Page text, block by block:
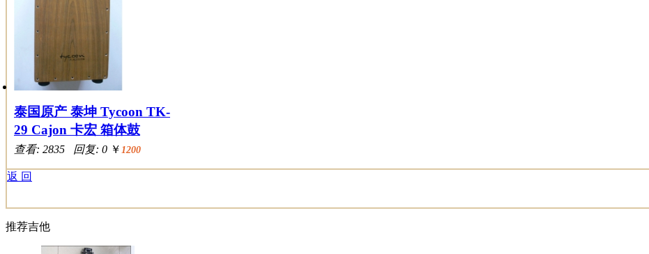
泰国原产 泰坤 Tycoon TK-
29 Cajon 卡宏 箱体鼓
查看: 2835 回复: 0 ￥ 1200
返 回
推荐吉他